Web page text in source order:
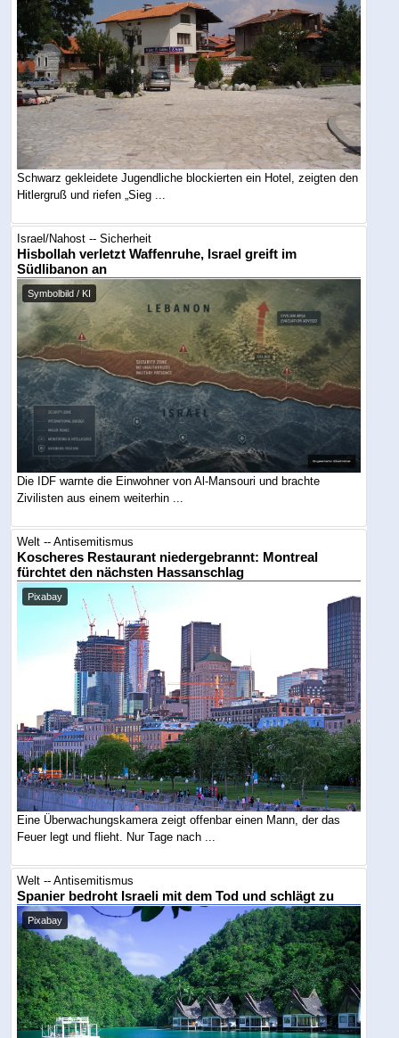
Schwarz gekleidete Jugendliche blockierten ein Hotel, zeigten den
Hitlergruß und riefen „Sieg ...
Israel/Nahost -- Sicherheit
Hisbollah verletzt Waffenruhe, Israel greift im
Südlibanon an
Symbolbild / KI
Die IDF warnte die Einwohner von Al-Mansouri und brachte
Zivilisten aus einem weiterhin ...
Welt -- Antisemitismus
Koscheres Restaurant niedergebrannt: Montreal
fürchtet den nächsten Hassanschlag
Pixabay
Eine Überwachungskamera zeigt offenbar einen Mann, der das
Feuer legt und flieht. Nur Tage nach ...
Welt -- Antisemitismus
Spanier bedroht Israeli mit dem Tod und schlägt zu
Pixabay